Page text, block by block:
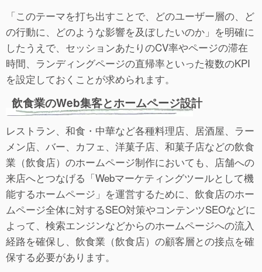
「このテーマを打ち出すことで、どのユーザー層の、ど
の行動に、どのような影響を及ぼしたいのか」を明確に
したうえで、セッションあたりのCV率やページの滞在
時間、ランディングページの直帰率といった複数のKPI
を設定しておくことが求められます。
飲食業のWeb集客とホームページ設計
レストラン、和食・中華など各種料理店、居酒屋、ラー
メン店、バー、カフェ、洋菓子店、和菓子店などの飲食
業（飲食店）のホームページ制作においても、店舗への
来店へとつなげる「Webマーケティングツールとして機
能するホームページ」を運営するために、飲食店のホー
ムページ全体に対するSEO対策やコンテンツSEOなどに
よって、検索エンジンなどからのホームページへの流入
経路を確保し、飲食業（飲食店）の顧客層との接点を確
保する必要があります。